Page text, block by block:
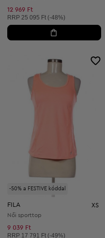
12 969 Ft
Ajánlott ár:
RRP 25 095 Ft (-48%)
-50% a FESTIVE kóddal
FILA XS
Női sporttop
9 039 Ft
Ajánlott ár:
RRP 17 791 Ft (-49%)